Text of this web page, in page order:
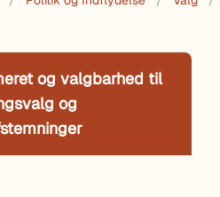
og valgbarhed til
og